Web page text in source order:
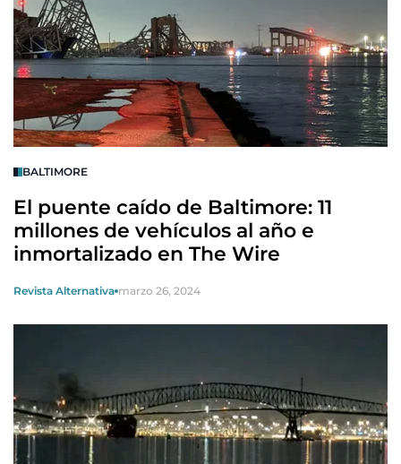
BALTIMORE
El puente caído de Baltimore: 11
millones de vehículos al año e
inmortalizado en The Wire
Revista Alternativa marzo 26, 2024